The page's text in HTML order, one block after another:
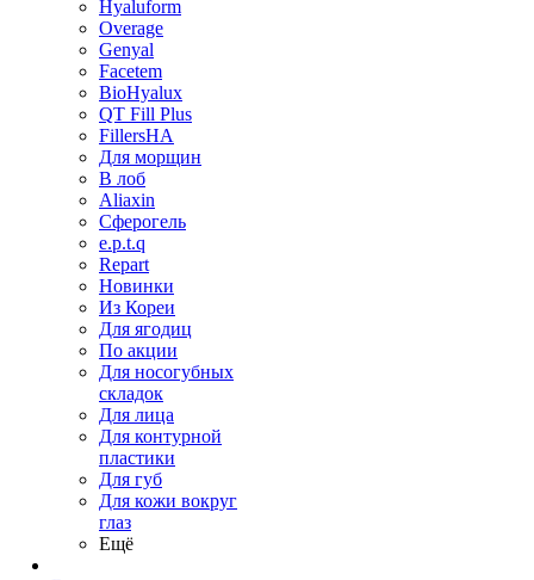
Hyaluform
Overage
Genyal
Facetem
BioHyalux
QT Fill Plus
FillersHA
Для морщин
В лоб
Aliaxin
Сферогель
e.p.t.q
Repart
Новинки
Из Кореи
Для ягодиц
По акции
Для носогубных
складок
Для лица
Для контурной
пластики
Для губ
Для кожи вокруг
глаз
Ещё